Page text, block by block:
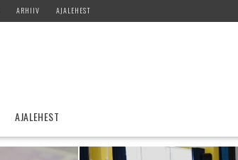
ARHIIV AJALEHEST
AJALEHEST